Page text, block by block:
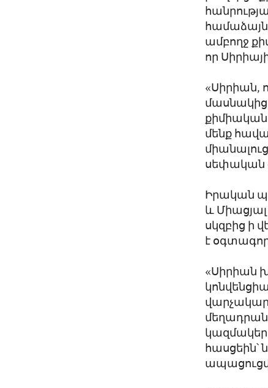
ամբողջ
որ
«Սիրիան,
մասնակից
քիմիական
մենք
սեփական
Իրական
և
սկզբից ի
է
«Սիրիան
հասցեին՝